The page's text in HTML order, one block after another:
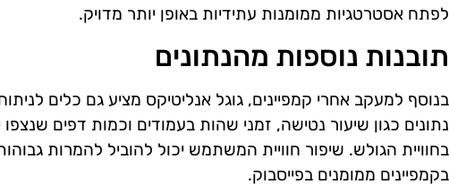
לפתח אסטרטגיות ממומנות עתידיות באופן יותר מדויק.
תובנות נוספות מהנתונים
בנוסף למעקב אחרי קמפיינים, גוגל אנליטיקס מציע גם כלים
נתונים כגון שיעור נטישה, זמני שהות בעמודים וכמות דפים
בחוויית הגולש. שיפור חוויית המשתמש יכול להוביל להמרות
בקמפיינים ממומנים בפייסבוק.